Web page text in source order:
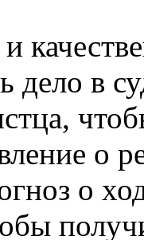
дело в
о
о